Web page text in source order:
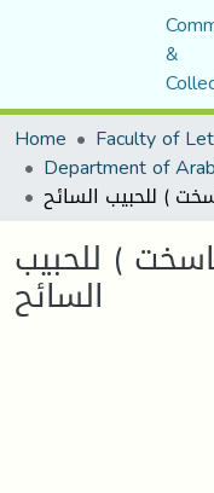
&
Home
) للحبيب
السائح